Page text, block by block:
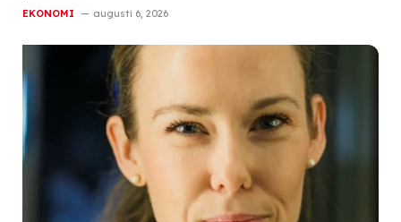
EKONOMI augusti 6, 2026